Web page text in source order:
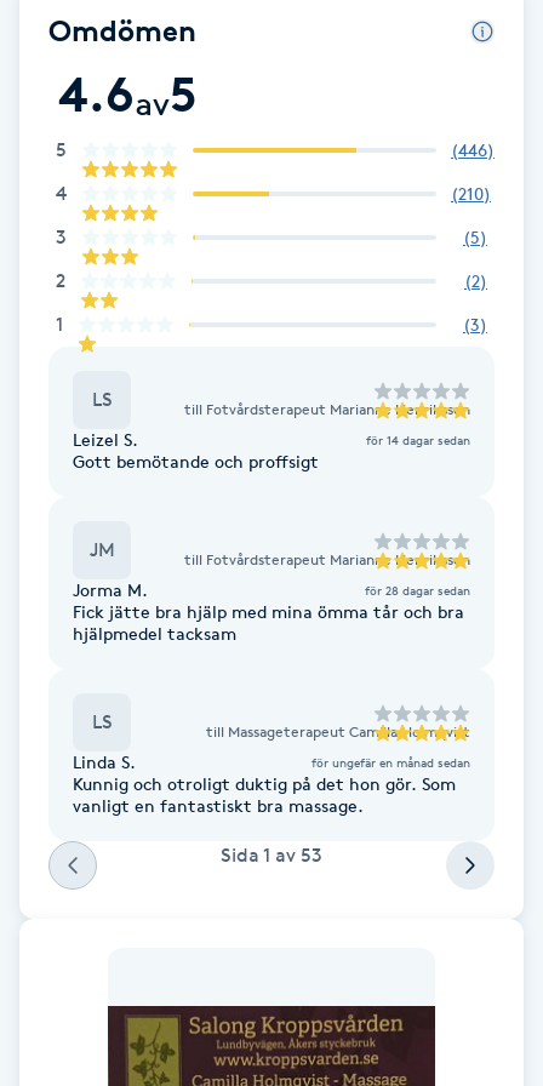
Damklippning
Dermapen
Diamantslipning
Enzympeeling
Extensions
Extensions borttagning
Eyeliner-tatuering
Face framing
Fet hårbotten
Fettreducering
Fibromassage
Omdömen
4.6av5
5 (446)
4 (210)
3 (5)
2 (2)
1 (3)
LS till Fotvårdsterapeut Marianne Henriksson
Leizel S. för 14 dagar sedan
Gott bemötande och proffsigt
JM till Fotvårdsterapeut Marianne Henriksson
Jorma M. för 28 dagar sedan
Fick jätte bra hjälp med mina ömma tår och bra
hjälpmedel tacksam
LS till Massageterapeut Camilla Holmqvist
Linda S. för ungefär en månad sedan
Kunnig och otroligt duktig på det hon gör. Som
vanligt en fantastiskt bra massage.
Sida 1 av 53